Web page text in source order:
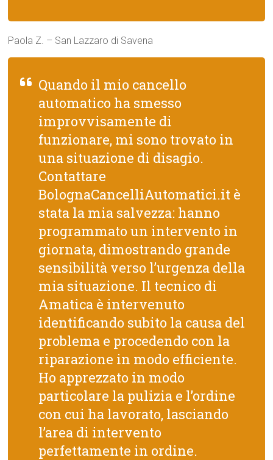
Paola Z. – San Lazzaro di Savena
Quando il mio cancello
automatico ha smesso
improvvisamente di
funzionare, mi sono trovato in
una situazione di disagio.
Contattare
BolognaCancelliAutomatici.it è
stata la mia salvezza: hanno
programmato un intervento in
giornata, dimostrando grande
sensibilità verso l’urgenza della
mia situazione. Il tecnico di
Amatica è intervenuto
identificando subito la causa del
problema e procedendo con la
riparazione in modo efficiente.
Ho apprezzato in modo
particolare la pulizia e l’ordine
con cui ha lavorato, lasciando
l’area di intervento
perfettamente in ordine.